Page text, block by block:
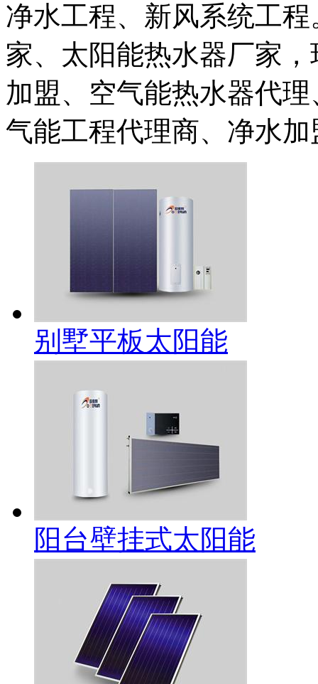
净水工程、新风系统工
家、太阳能热水器厂家
加盟、空气能热水器代
气能工程代理商、净水
别墅平板太阳能
阳台壁挂式太阳能